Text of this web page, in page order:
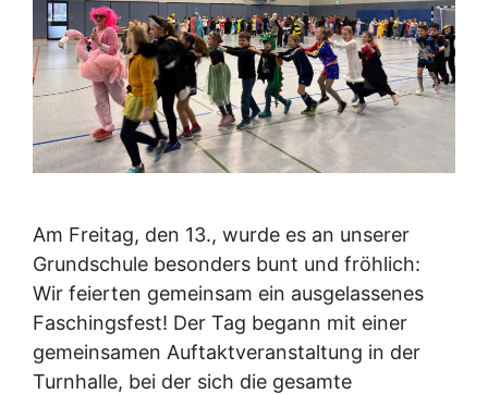
Am Freitag, den 13., wurde es an unserer
Grundschule besonders bunt und fröhlich:
Wir feierten gemeinsam ein ausgelassenes
Faschingsfest! Der Tag begann mit einer
gemeinsamen Auftaktveranstaltung in der
Turnhalle, bei der sich die gesamte